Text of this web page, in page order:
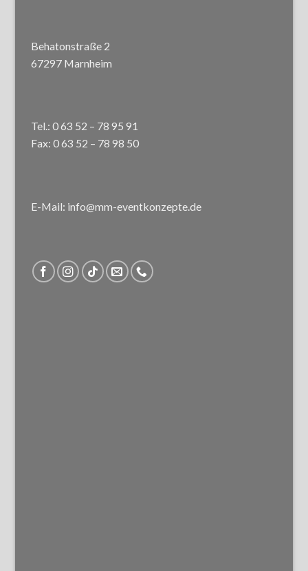
Behatonstraße 2
67297 Marnheim
Tel.: 0 63 52 – 78 95 91
Fax: 0 63 52 – 78 98 50
E-Mail: info@mm-eventkonzepte.de